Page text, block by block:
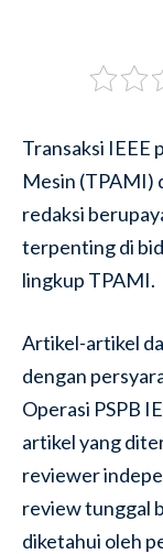
Transaksi IEEE
Mesin (TPAMI)
redaksi
terpenting di
lingkup TPAMI.
Artikel-artikel
dengan
Operasi PSPB
artikel yang
reviewer
review tunggal
diketahui oleh